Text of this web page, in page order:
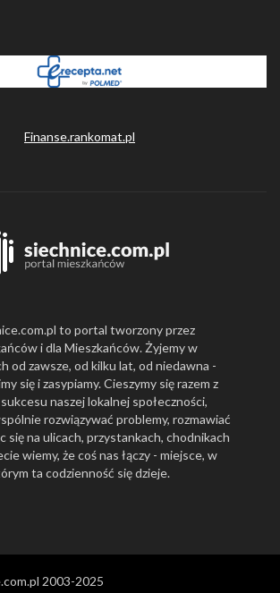
Finanse.rankomat.pl
to portal tworzony przez
i dla Mieszkańców. Żyjemy w
od zawsze, od kilku lat, od niedawna -
się i zasypiamy. Cieszymy się razem z
naszej lokalnej społeczności,
rozwiązywać problemy, rozmawiać
się na ulicach, przystankach, chodnikach
wiemy, że coś nas łączy - miejsce, w
ta codzienność się dzieje.
2003-2025